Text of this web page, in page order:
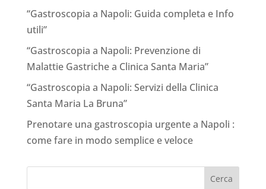
“Gastroscopia a Napoli: Guida completa e Info
utili”
“Gastroscopia a Napoli: Prevenzione di
Malattie Gastriche a Clinica Santa Maria”
“Gastroscopia a Napoli: Servizi della Clinica
Santa Maria La Bruna”
Prenotare una gastroscopia urgente a Napoli :
come fare in modo semplice e veloce